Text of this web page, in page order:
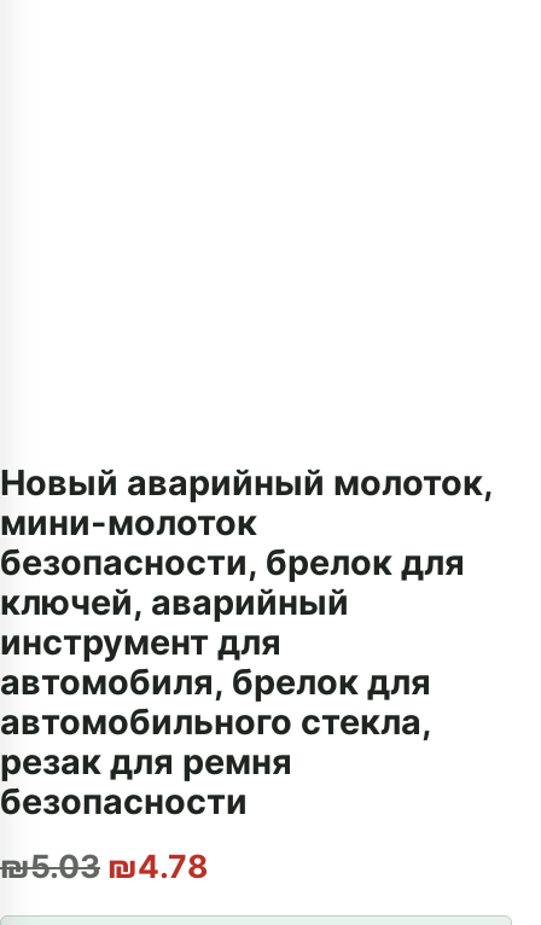
Новый аварийный молоток,
мини-молоток
безопасности, брелок для
ключей, аварийный
инструмент для
автомобиля, брелок для
автомобильного стекла,
резак для ремня
безопасности
₪5.03 Первоначальная цена
₪4.78